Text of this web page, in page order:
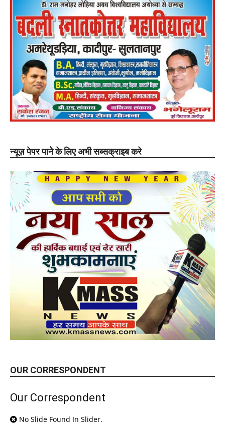
न्यूज़ पेपर पाने के लिए अभी सब्सक्राइब करे
OUR CORRESPONDENT
Our Correspondent
No Slide Found In Slider.